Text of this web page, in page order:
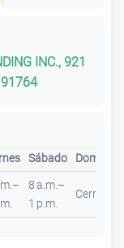
INC., 921
Sábado Domingo
8 a.m.–
1 p.m.
Cerrado